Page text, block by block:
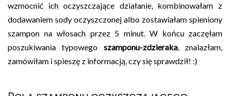
wzmocnić ich oczyszczające działanie, kombinowałam z
dodawaniem sody oczyszczonej albo zostawiałam spieniony
szampon na włosach przez 5 minut. W końcu zaczęłam
poszukiwania typowego szamponu-zdzieraka, znalazłam,
zamówiłam i spieszę z informacją, czy się sprawdził! :)